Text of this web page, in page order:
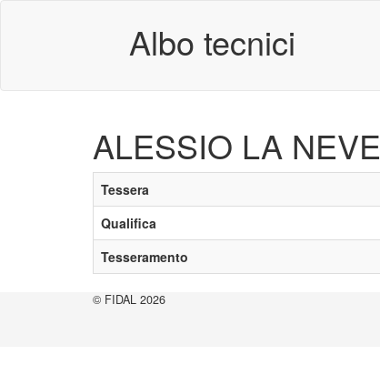
Albo tecnici
ALESSIO LA NEVE
Tessera
Qualifica
Tesseramento
© FIDAL 2026